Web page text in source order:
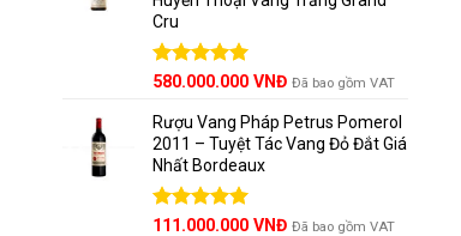
Cru
Được xếp
5 sao
580.000.000 VNĐ Đã bao gồm VAT
Rượu Vang Pháp Petrus Pomerol
2011 – Tuyệt Tác Vang Đỏ Đắt Giá
Nhất Bordeaux
Được xếp
Giá
111.000.000 VNĐGiá
Đã bao gồm VAT